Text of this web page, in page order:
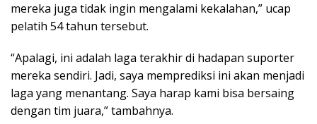
mereka juga tidak ingin mengalami kekalahan,” ucap
pelatih 54 tahun tersebut.
“Apalagi, ini adalah laga terakhir di hadapan suporter
mereka sendiri. Jadi, saya memprediksi ini akan menjadi
laga yang menantang. Saya harap kami bisa bersaing
dengan tim juara,” tambahnya.